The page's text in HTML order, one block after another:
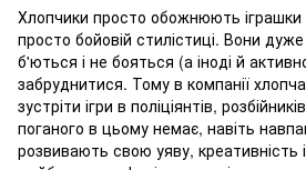
Хлопчики просто обожнюють іграшки
просто бойовій стилістиці. Вони
б'ються і не бояться (а іноді й
забруднитися. Тому в компанії
зустріти ігри в поліціянтів,
поганого в цьому немає, навіть
розвивають свою уяву, креативність